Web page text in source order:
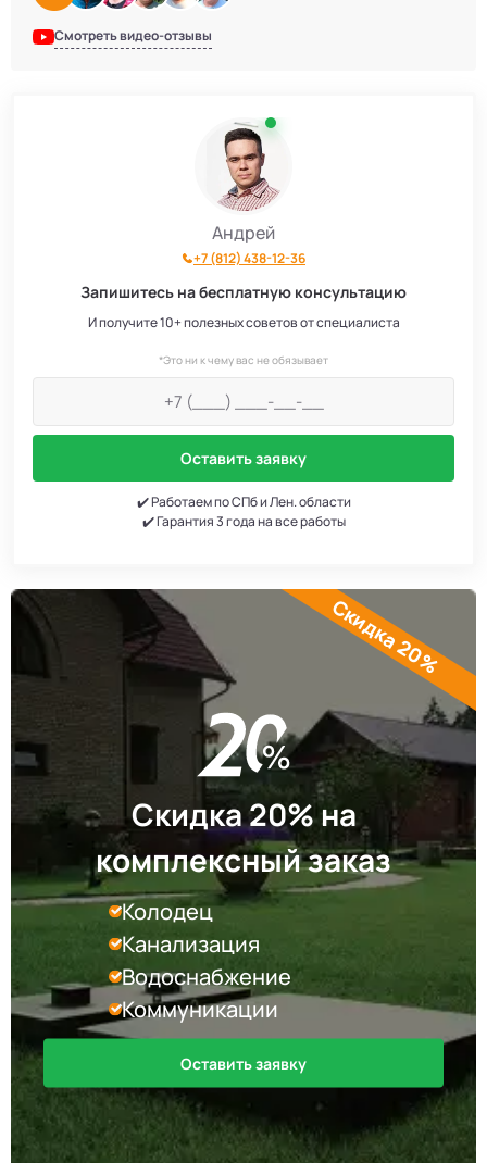
Смотреть видео-отзывы
Андрей
+7 (812) 438-12-36
Запишитесь на бесплатную консультацию
И получите 10+ полезных советов от специалиста
*Это ни к чему вас не обязывает
Оставить заявку
✔️ Работаем по СПб и Лен. области
✔️ Гарантия 3 года на все работы
Скидка 20% на
комплексный заказ
Колодец
Канализация
Водоснабжение
Коммуникации
Оставить заявку
Скидка 20%